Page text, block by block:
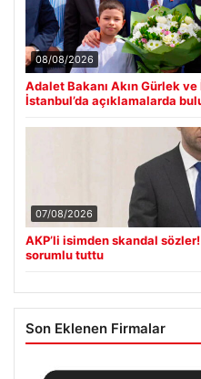
08/08/2026
Adalet Bakanı Akın Gürlek
İstanbul’da açıklamalarda
07/08/2026
AKP’li isimden skandal
sorumlu tuttu
Son Eklenen Firmalar